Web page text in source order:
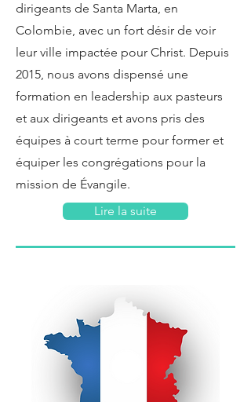
dirigeants de Santa Marta, en
Colombie, avec un fort désir de voir
leur ville impactée pour Christ. Depuis
2015, nous avons dispensé une
formation en leadership aux pasteurs
et aux dirigeants et avons pris des
équipes à court terme pour former et
équiper les congrégations pour la
mission de Évangile.
Lire la suite